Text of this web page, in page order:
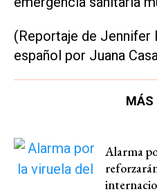
(Reportaje de Jennifer
español por Juana
MÁS
Alarma